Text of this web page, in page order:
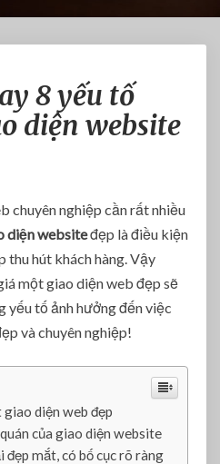
ì
m
h
n
g
a
8
y
ế
t
đ
á
n
8 yếu tố
diện website
chuyên nghiệp cần rất nhiều
diện websiteđẹp là điều kiện
thu hút khách hàng. Vậy
một giao diện web đẹp sẽ
yếu tố ảnh hưởng đến việc
và chuyên nghiệp!
diện web đẹp
của giao diện website
đẹp mắt, có bố cục rõ ràng